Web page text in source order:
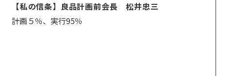
【私の信条】良品計画前会長 松井忠三
計画５％、実行95％